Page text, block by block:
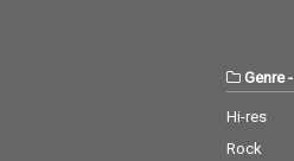
Genre-
Hi-res
Rock